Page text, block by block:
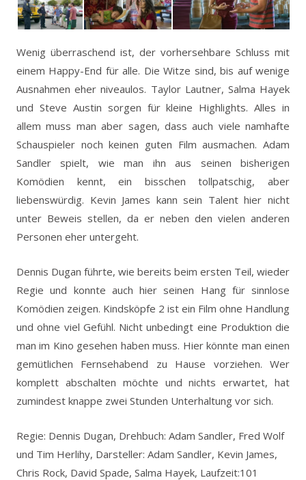
Wenig überraschend ist, der vorhersehbare Schluss mit
einem Happy-End für alle. Die Witze sind, bis auf wenige
Ausnahmen eher niveaulos. Taylor Lautner, Salma Hayek
und Steve Austin sorgen für kleine Highlights. Alles in
allem muss man aber sagen, dass auch viele namhafte
Schauspieler noch keinen guten Film ausmachen. Adam
Sandler spielt, wie man ihn aus seinen bisherigen
Komödien kennt, ein bisschen tollpatschig, aber
liebenswürdig. Kevin James kann sein Talent hier nicht
unter Beweis stellen, da er neben den vielen anderen
Personen eher untergeht.
Dennis Dugan führte, wie bereits beim ersten Teil, wieder
Regie und konnte auch hier seinen Hang für sinnlose
Komödien zeigen. Kindsköpfe 2 ist ein Film ohne Handlung
und ohne viel Gefühl. Nicht unbedingt eine Produktion die
man im Kino gesehen haben muss. Hier könnte man einen
gemütlichen Fernsehabend zu Hause vorziehen. Wer
komplett abschalten möchte und nichts erwartet, hat
zumindest knappe zwei Stunden Unterhaltung vor sich.
Regie: Dennis Dugan, Drehbuch: Adam Sandler, Fred Wolf
und Tim Herlihy, Darsteller: Adam Sandler, Kevin James,
Chris Rock, David Spade, Salma Hayek, Laufzeit:101